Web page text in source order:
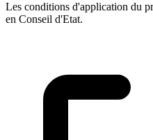
Les conditions d'application du
en Conseil d'Etat.